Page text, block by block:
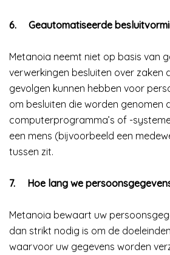
6. Geautomatiseerde
Metanoia neemt niet op basis van
verwerkingen besluiten over zaken
gevolgen kunnen hebben voor
om besluiten die worden genomen
computerprogramma’s of -
een mens (bijvoorbeeld een
tussen zit.
7. Hoe lang we
Metanoia bewaart uw
dan strikt nodig is om de
waarvoor uw gegevens worden